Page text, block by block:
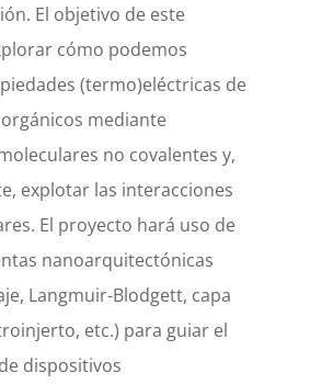
El objetivo de este
cómo podemos
(termo)eléctricas de
mediante
no covalentes y,
explotar las interacciones
El proyecto hará uso de
nanoarquitectónicas
Langmuir-Blodgett, capa
etc.) para guiar el
dispositivos